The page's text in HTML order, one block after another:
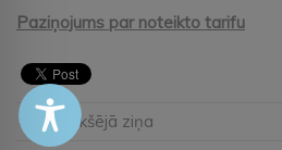
Paziņojums par noteikto tarifu
← Iepriekšējā ziņa